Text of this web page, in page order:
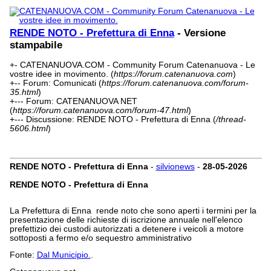
RENDE NOTO - Prefettura di Enna- Versione
stampabile
+- CATENANUOVA.COM - Community Forum Catenanuova - Le
vostre idee in movimento. (https://forum.catenanuova.com)
+-- Forum: Comunicati (https://forum.catenanuova.com/forum-
35.html)
+--- Forum: CATENANUOVA NET
(https://forum.catenanuova.com/forum-47.html)
+--- Discussione: RENDE NOTO - Prefettura di Enna (/thread-
5606.html)
RENDE NOTO - Prefettura di Enna- silvionews- 28-05-2026
RENDE NOTO - Prefettura di Enna
La Prefettura di Enna rende noto che sono aperti i termini per la
presentazione delle richieste di iscrizione annuale nell'elenco
prefettizio dei custodi autorizzati a detenere i veicoli a motore
sottoposti a fermo e/o sequestro amministrativo
Fonte: Dal Municipio..